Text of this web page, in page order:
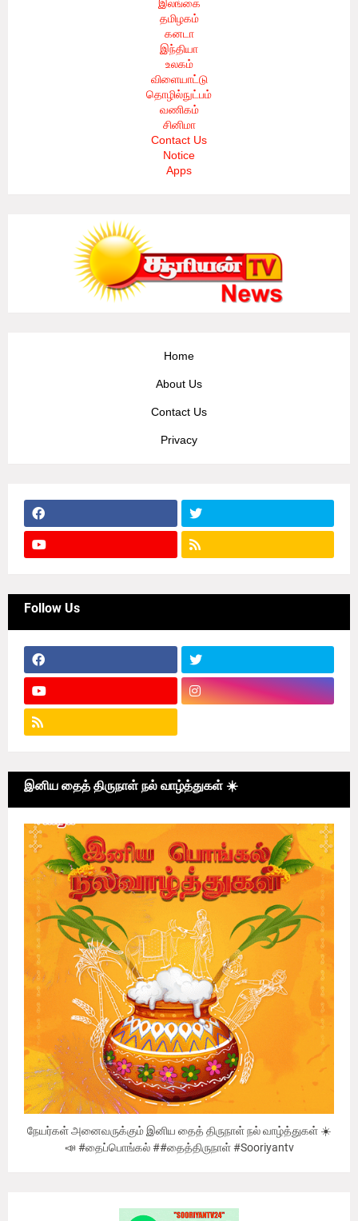
இலங்கை
தமிழகம்
கனடா
இந்தியா
உலகம்
விளையாட்டு
தொழில்நுட்பம்
வணிகம்
சினிமா
Contact Us
Notice
Apps
Home
About Us
Contact Us
Privacy
Follow Us
இனிய தைத் திருநாள் நல் வாழ்த்துகள் ☀️
நேயர்கள் அனைவருக்கும் இனிய தைத் திருநாள் நல் வாழ்த்துகள் ☀️
📣 #தைப்பொங்கல் ##தைத்திருநாள் #Sooriyantv